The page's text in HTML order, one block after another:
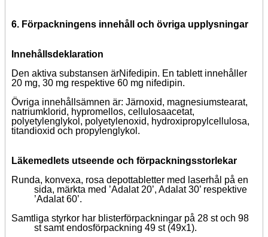
6. Förpackningens innehåll och övriga upplysningar
Innehållsdeklaration
Den aktiva substansen ärNifedipin. En tablett innehåller
20 mg, 30 mg respektive 60 mg nifedipin.
Övriga innehållsämnen är: Järnoxid, magnesiumstearat,
natriumklorid, hypromellos, cellulosaacetat,
polyetylenglykol, polyetylenoxid, hydroxipropylcellulosa,
titandioxid och propylenglykol.
Läkemedlets utseende och förpackningsstorlekar
Runda, konvexa, rosa depottabletter med laserhål på en
sida, märkta med ’Adalat 20’, Adalat 30’ respektive
’Adalat 60’.
Samtliga styrkor har blisterförpackningar på 28 st och 98
st samt endosförpackning 49 st (49x1).